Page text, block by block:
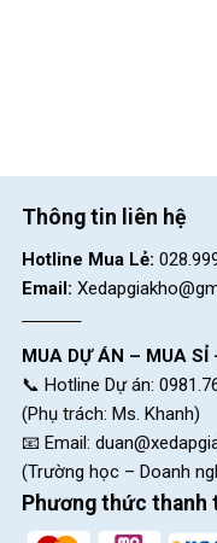
Thông tin liên hệ
Hotline Mua Lẻ:
Email:
MUA DỰ ÁN – MUA SỈ
📞 Hotline Dự án:
(Phụ trách: Ms. Khanh)
📧 Email:
(Trường học – Doanh
Phương thức thanh